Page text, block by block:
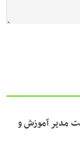
مدیر آموزش و